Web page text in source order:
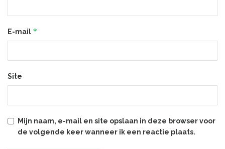
E-mail *
Site
Mijn naam, e-mail en site opslaan in deze browser voor
de volgende keer wanneer ik een reactie plaats.